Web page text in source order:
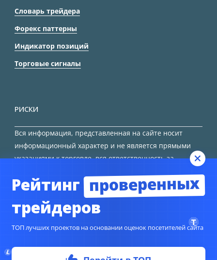
Словарь трейдера
Форекс паттерны
Индикатор позиций
Торговые сигналы
РИСКИ
Вся информация, представленная на сайте носит
информационный характер и не является прямыми
указаниями к торговле, вся ответственность за
© Copyright 2024TORFOREX.COM
Рейтинг проверенных
трейдеров
ТОП лучших проектов на основании оценок посетителей сайта